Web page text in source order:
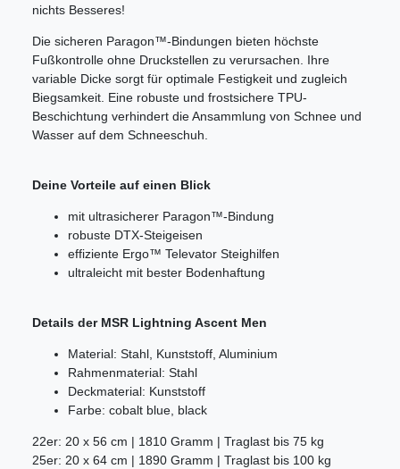
nichts Besseres!
Die sicheren Paragon™-Bindungen bieten höchste
Fußkontrolle ohne Druckstellen zu verursachen. Ihre
variable Dicke sorgt für optimale Festigkeit und zugleich
Biegsamkeit. Eine robuste und frostsichere TPU-
Beschichtung verhindert die Ansammlung von Schnee und
Wasser auf dem Schneeschuh.
Deine Vorteile auf einen Blick
mit ultrasicherer Paragon™-Bindung
robuste DTX-Steigeisen
effiziente Ergo™ Televator Steighilfen
ultraleicht mit bester Bodenhaftung
Details der MSR Lightning Ascent Men
Material: Stahl, Kunststoff, Aluminium
Rahmenmaterial: Stahl
Deckmaterial: Kunststoff
Farbe: cobalt blue, black
22er: 20 x 56 cm | 1810 Gramm | Traglast bis 75 kg
25er: 20 x 64 cm | 1890 Gramm | Traglast bis 100 kg